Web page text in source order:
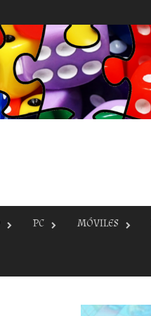
PC MÓVILES